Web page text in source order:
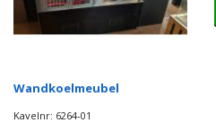
Wandkoelmeubel
Kavelnr: 6264-01